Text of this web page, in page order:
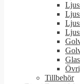
Tillbehör